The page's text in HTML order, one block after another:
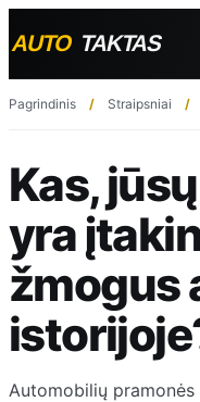
Pagrindinis Straipsniai
Kas,
yra
žmogus
Automobilių